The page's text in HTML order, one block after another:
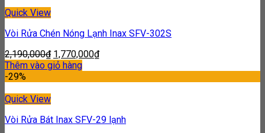
Quick View
Vòi Rửa Chén Nóng Lạnh Inax SFV-302S
2,190,000₫ 1,770,000₫
Thêm vào giỏ hàng
-29%
Quick View
Vòi Rửa Bát Inax SFV-29 lạnh